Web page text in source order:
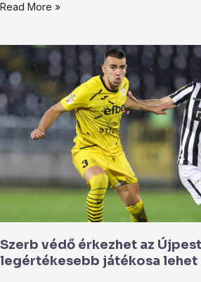
Read More »
Szerb védő érkezhet az
legértékesebb játékosa lehet
védő
érkezhet
az
Újpesthez:
legértékesebb